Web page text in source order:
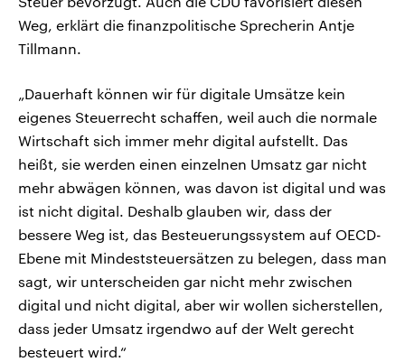
Weg, erklärt die finanzpolitische Sprecherin Antje
Tillmann.
„Dauerhaft können wir für digitale Umsätze kein
eigenes Steuerrecht schaffen, weil auch die normale
Wirtschaft sich immer mehr digital aufstellt. Das
heißt, sie werden einen einzelnen Umsatz gar nicht
mehr abwägen können, was davon ist digital und was
ist nicht digital. Deshalb glauben wir, dass der
bessere Weg ist, das Besteuerungssystem auf OECD-
Ebene mit Mindeststeuersätzen zu belegen, dass man
sagt, wir unterscheiden gar nicht mehr zwischen
digital und nicht digital, aber wir wollen sicherstellen,
dass jeder Umsatz irgendwo auf der Welt gerecht
besteuert wird.“